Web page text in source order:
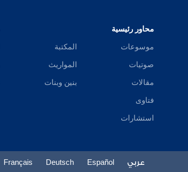
محاور رئيسية
موسوعات
صوتيات
مقالات
فتاوى
استشارات
المكتبة
المواريث
بنين وبنات
عربي Español
Deutsch
Français